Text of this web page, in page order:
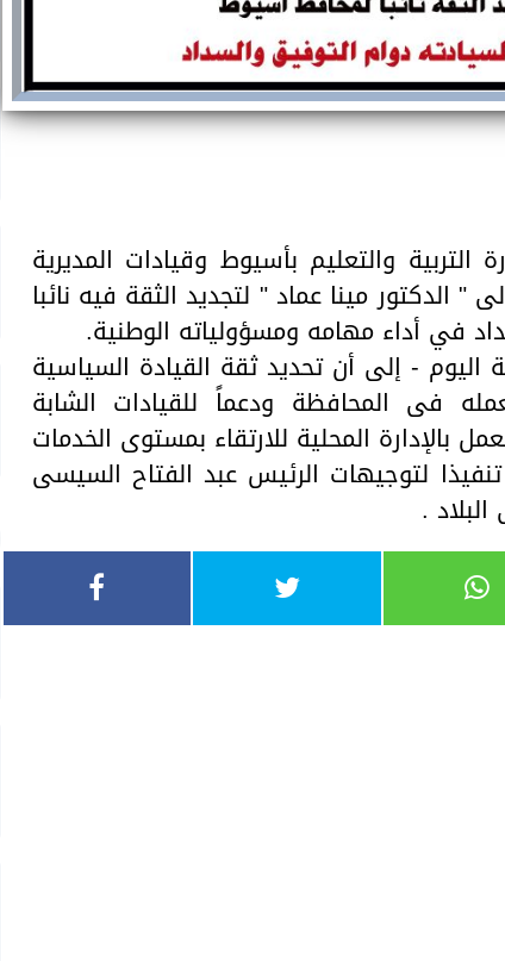
والتعليم بأسيوط وقيادات المديرية
" الدكتور مينا عماد " لتجديد الثقة فيه نائبا
في أداء مهامه ومسؤولياته الوطنية.
- إلى أن تحديد ثقة القيادة السياسية
فى المحافظة ودعماً للقيادات الشابة
بالإدارة المحلية للارتقاء بمستوى الخدمات
لتوجيهات الرئيس عبد الفتاح السيسى
.